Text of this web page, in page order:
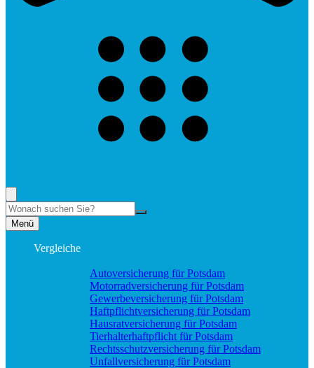
Suche
Menü
Vergleiche
Autoversicherung für Potsdam
Motorradversicherung für Potsdam
Gewerbeversicherung für Potsdam
Haftpflichtversicherung für Potsdam
Hausratversicherung für Potsdam
Tierhalterhaftpflicht für Potsdam
Rechtsschutzversicherung für Potsdam
Unfallversicherung für Potsdam